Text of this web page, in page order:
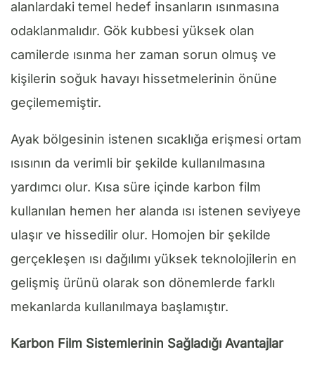
alanlardaki temel hedef insanların ısınmasına
odaklanmalıdır. Gök kubbesi yüksek olan
camilerde ısınma her zaman sorun olmuş ve
kişilerin soğuk havayı hissetmelerinin önüne
geçilememiştir.
Ayak bölgesinin istenen sıcaklığa erişmesi ortam
ısısının da verimli bir şekilde kullanılmasına
yardımcı olur. Kısa süre içinde karbon film
kullanılan hemen her alanda ısı istenen seviyeye
ulaşır ve hissedilir olur. Homojen bir şekilde
gerçekleşen ısı dağılımı yüksek teknolojilerin en
gelişmiş ürünü olarak son dönemlerde farklı
mekanlarda kullanılmaya başlamıştır.
Karbon Film Sistemlerinin Sağladığı Avantajlar